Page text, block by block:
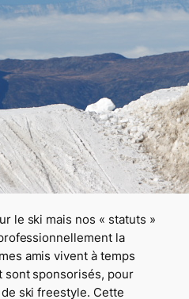
le ski mais nos « statuts »
la
amis vivent à temps
sont sponsorisés, pour
ski freestyle. Cette